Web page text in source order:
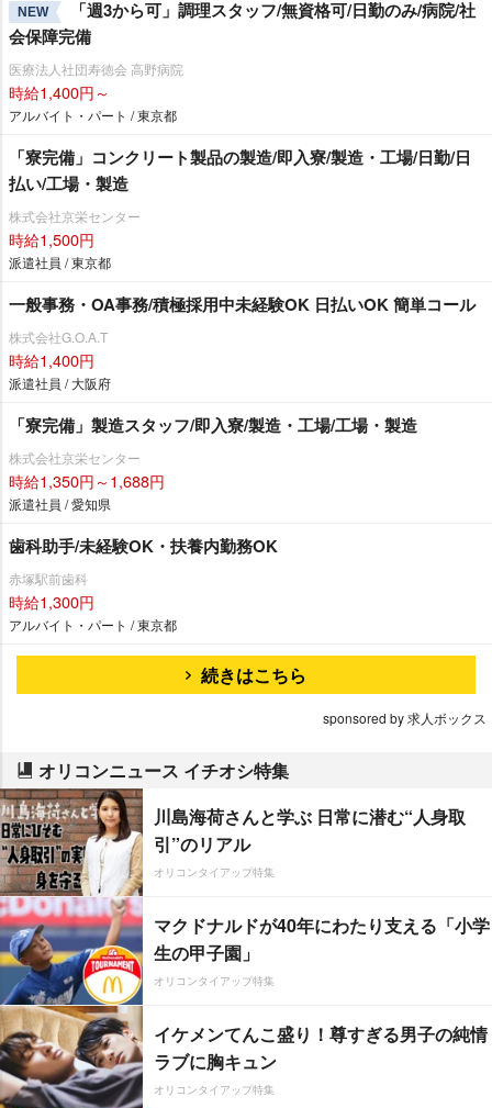
NEW
「週3から可」調理スタッフ/無資格可/日勤のみ/病院/社
会保障完備
医療法人社団寿徳会 高野病院
時給1,400円～
アルバイト・パート / 東京都
「寮完備」コンクリート製品の製造/即入寮/製造・工場/日勤/日
払い/工場・製造
株式会社京栄センター
時給1,500円
派遣社員 / 東京都
一般事務・OA事務/積極採用中未経験OK 日払いOK 簡単コール
株式会社G.O.A.T
時給1,400円
派遣社員 / 大阪府
「寮完備」製造スタッフ/即入寮/製造・工場/工場・製造
株式会社京栄センター
時給1,350円～1,688円
派遣社員 / 愛知県
歯科助手/未経験OK・扶養内勤務OK
赤塚駅前歯科
時給1,300円
アルバイト・パート / 東京都
続きはこちら
sponsored by 求人ボックス
オリコンニュース イチオシ特集
川島海荷さんと学ぶ 日常に潜む“人身取
引”のリアル
オリコンタイアップ特集
マクドナルドが40年にわたり支える「小学
生の甲子園」
オリコンタイアップ特集
イケメンてんこ盛り！尊すぎる男子の純情
ラブに胸キュン
オリコンタイアップ特集